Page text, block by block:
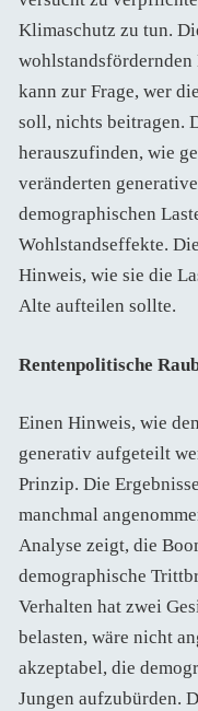
Klimaschutz zu tun.
kann zur Frage, wer
soll, nichts beitragen.
herauszufinden, wie
veränderten
demographischen
Wohlstandseffekte.
Hinweis, wie sie die
Alte aufteilen sollte.
Rentenpolitische
Einen Hinweis, wie
generativ aufgeteilt
Prinzip. Die
manchmal
Analyse zeigt, die
demographische
Verhalten hat zwei
belasten, wäre nicht
akzeptabel, die
Jungen aufzubürden.